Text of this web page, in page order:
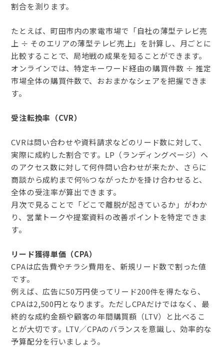
割合を測ります。
たとえば、町田市内の家電市場で「自社の薄型テレビ売
上 ÷ そのエリアの薄型テレビ売上」を計算し、月ごとに
比較することで、局地戦の成果を知ることができます。
オンラインでは、特定キーワード経由の購買件数 ÷ 推定
市場全体の購買件数で、おおまかなシェアを把握できま
す。
受注転換率（CVR）
CVRは問い合わせや資料請求などのリード数に対して、
実際に成約した割合です。LP（ランディングページ）へ
のアクセス数に対して何件問い合わせが来たか、さらに
商談から成約まで何％つながったかを掛け合わせると、
全体の受注率が算出できます。
月次で見ることで「どこで離脱が起きているか」がわか
り、営業トークや提案資料の改善ポイントを特定できま
す。
リード獲得単価（CPA）
CPAは広告費やチラシ費用を、新規リード数で割った値
です。
例えば、広告に50万円使ってリード200件を得たなら、
CPAは2,500円となります。ただしCPAだけではなく、最
終的な成約金額や顧客の年間購買額（LTV）と比べるこ
とが大切です。LTV／CPAのバランスを意識し、効率的な
予算配分を行いましょう。